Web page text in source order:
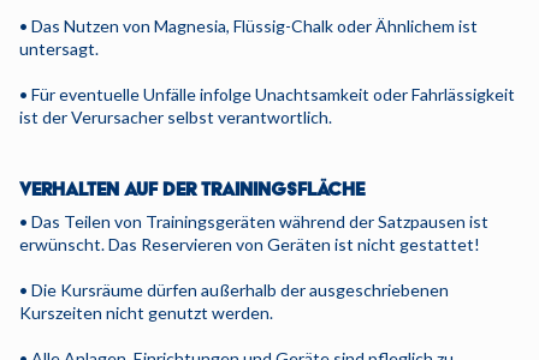
• Das Nutzen von Magnesia, Flüssig-Chalk oder Ähnlichem ist
untersagt.
• Für eventuelle Unfälle infolge Unachtsamkeit oder Fahrlässigkeit
ist der Verursacher selbst verantwortlich.
VERHALTEN AUF DER TRAININGSFLÄCHE
• Das Teilen von Trainingsgeräten während der Satzpausen ist
erwünscht. Das Reservieren von Geräten ist nicht gestattet!
• Die Kursräume dürfen außerhalb der ausgeschriebenen
Kurszeiten nicht genutzt werden.